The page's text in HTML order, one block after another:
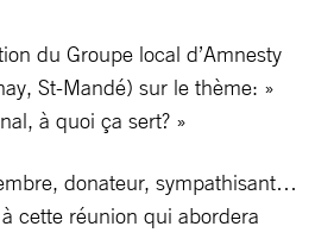
du Groupe local d’Amnesty
St-Mandé) sur le thème: »
à quoi ça sert? »
donateur, sympathisant…
cette réunion qui abordera